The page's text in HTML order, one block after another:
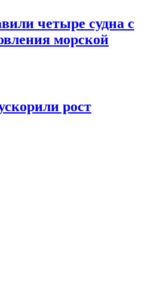
четыре судна с
морской
рост